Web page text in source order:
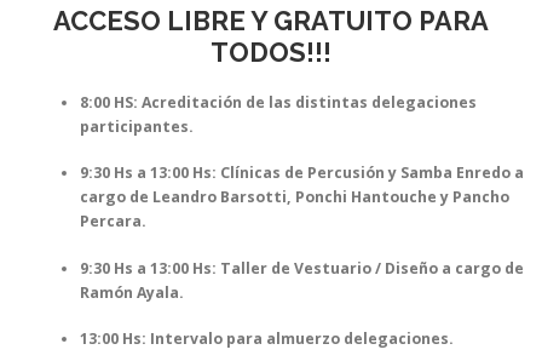
ACCESO LIBRE Y GRATUITO PARA
TODOS!!!
8:00 HS: Acreditación de las distintas delegaciones
participantes.
9:30 Hs a 13:00 Hs: Clínicas de Percusión y Samba Enredo a
cargo de Leandro Barsotti, Ponchi Hantouche y Pancho
Percara.
9:30 Hs a 13:00 Hs: Taller de Vestuario / Diseño a cargo de
Ramón Ayala.
13:00 Hs: Intervalo para almuerzo delegaciones.